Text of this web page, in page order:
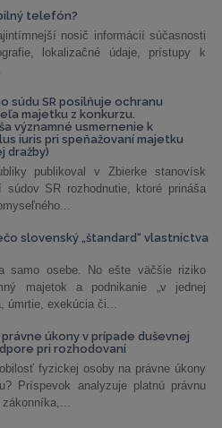
telefón?
nosič informácií súčasnosti
lokalizačné údaje, prístupy k
súdu SR posilňuje ochranu
majetku z konkurzu.
významné usmernenie k
iuris pri speňažovaní majetku
dražby)
publikoval v Zbierke stanovísk
súdov SR rozhodnutie, ktoré prináša
slovenský „štandard“ vlastníctva
samo osebe. No ešte väčšie riziko
majetok a podnikanie „v jednej
úmrtie, exekúcia či...
úkony v prípade duševnej
pri rozhodovaní
fyzickej osoby na právne úkony
Príspevok analyzuje platnú právnu
zákonníka,...